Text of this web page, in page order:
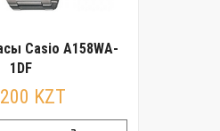
Casio A158WA-
1DF
KZT